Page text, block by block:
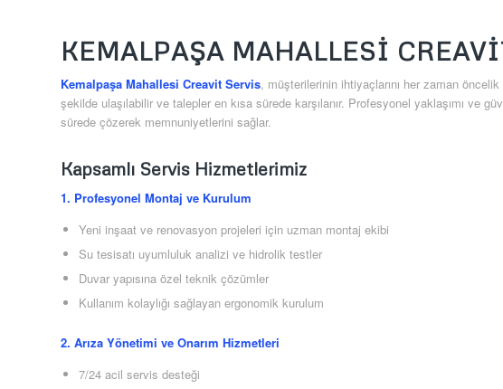
KEMALPAŞA MAHALLESI
Kemalpaşa Mahallesi Creavit Servis, müşterilerinin ihtiyaçlarını her zaman
şekilde ulaşılabilir ve talepler en kısa sürede karşılanır. Profesyonel yaklaşımı ve
sürede çözerek memnuniyetlerini sağlar.
Kapsamlı Servis Hizmetlerimiz
1. Profesyonel Montaj ve Kurulum
Yeni inşaat ve renovasyon projeleri için uzman montaj ekibi
Su tesisatı uyumluluk analizi ve hidrolik testler
Duvar yapısına özel teknik çözümler
Kullanım kolaylığı sağlayan ergonomik kurulum
2. Arıza Yönetimi ve Onarım Hizmetleri
7/24 acil servis desteği